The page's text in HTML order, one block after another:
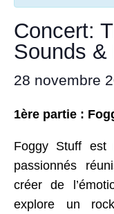
Concert:
Sounds &
28 novembre
1ère partie :
Foggy Stuff est
passionnés
créer de
explore un